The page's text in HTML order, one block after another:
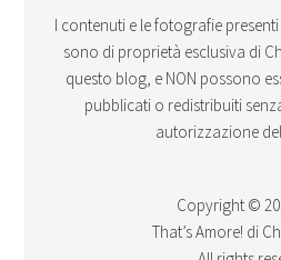
I contenuti e le fotografie presenti
sono di proprietà esclusiva di
questo blog, e NON possono
pubblicati o redistribuiti
autorizzazione
Copyright ©
That’s Amore! di